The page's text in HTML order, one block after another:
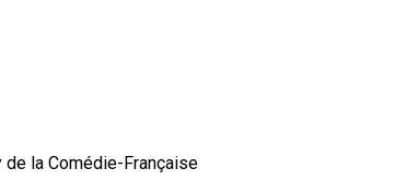
la Comédie-Française